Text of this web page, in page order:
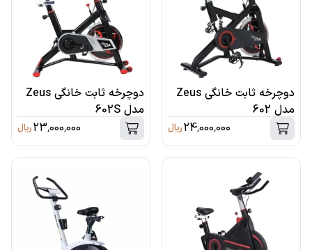
دوچرخه ثابت خانگی Zeus
مدل 602
24,000,000ریال
دوچرخه ثابت خانگی Zeus
مدل 602S
23,000,000ریال